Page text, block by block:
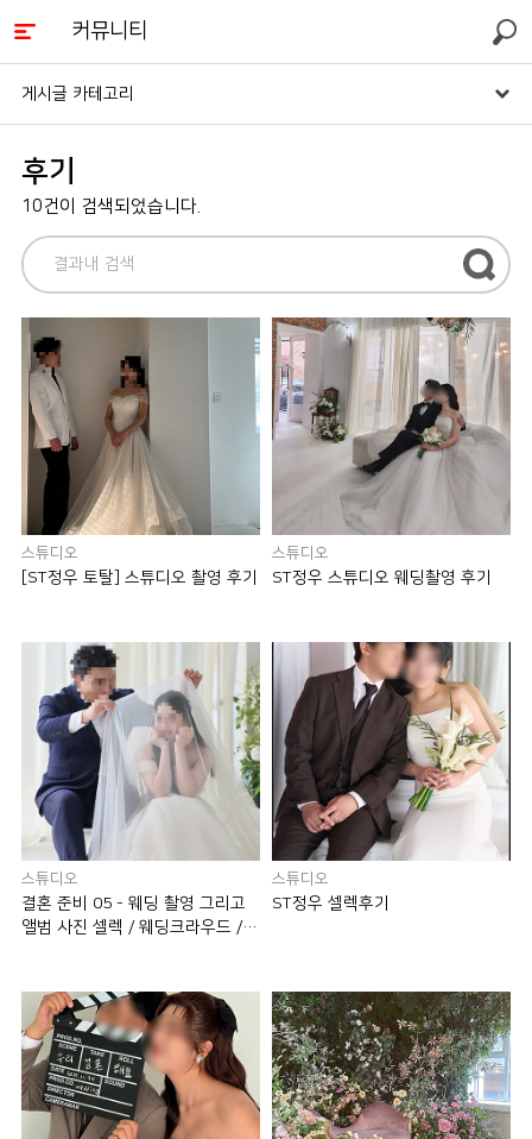
커뮤니티 검색
게시글 카테고리
후기
10건이 검색되었습니다.
스튜디오
[ST정우 토탈] 스튜디오 촬영 후기
스튜디오
ST정우 스튜디오 웨딩촬영 후기
스튜디오
결혼 준비 05 - 웨딩 촬영 그리고
앨범 사진 셀렉 / 웨딩크라우드 /
스튜디오
ST정우 셀렉후기